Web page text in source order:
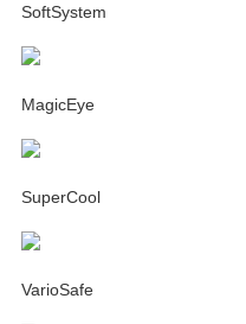
SoftSystem
MagicEye
SuperCool
VarioSafe